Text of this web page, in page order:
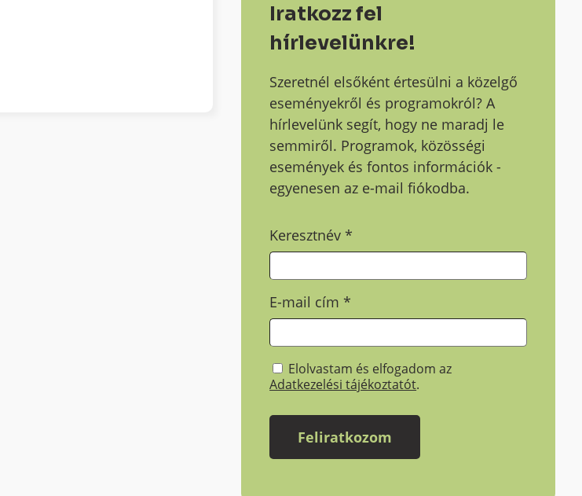
Iratkozz fel
hírlevelünkre!
Szeretnél elsőként értesülni a közelgő
eseményekről és programokról? A
hírlevelünk segít, hogy ne maradj le
semmiről. Programok, közösségi
események és fontos információk -
egyenesen az e-mail fiókodba.
Keresztnév*
E-mail cím*
Elolvastam és elfogadom az
Adatkezelési tájékoztatót.